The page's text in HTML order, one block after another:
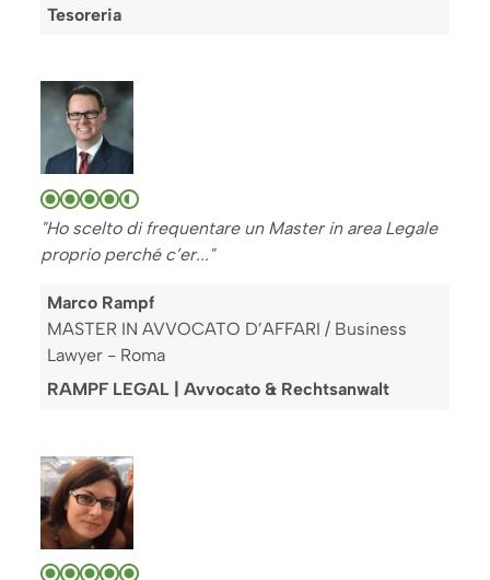
Tesoreria
"Ho scelto di frequentare un Master in area Legale
proprio perché c’er..."
Marco Rampf
MASTER IN AVVOCATO D’AFFARI / Business
Lawyer - Roma
RAMPF LEGAL | Avvocato & Rechtsanwalt